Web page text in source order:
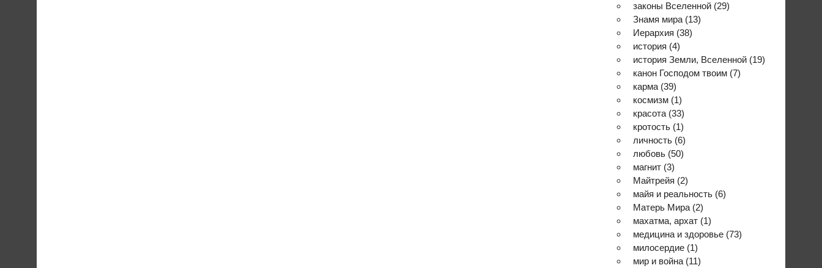
законы Вселенной (29)
Знамя мира (13)
Иерархия (38)
история (4)
история Земли, Вселенной (19)
канон Господом твоим (7)
карма (39)
космизм (1)
красота (33)
кротость (1)
личность (6)
любовь (50)
магнит (3)
Майтрейя (2)
майя и реальность (6)
Матерь Мира (2)
махатма, архат (1)
медицина и здоровье (73)
милосердие (1)
мир и война (11)